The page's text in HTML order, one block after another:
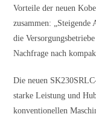
Vorteile der neuen
zusammen:
die
Nachfrage nach
Die neuen
starke Leistung und
konventionellen